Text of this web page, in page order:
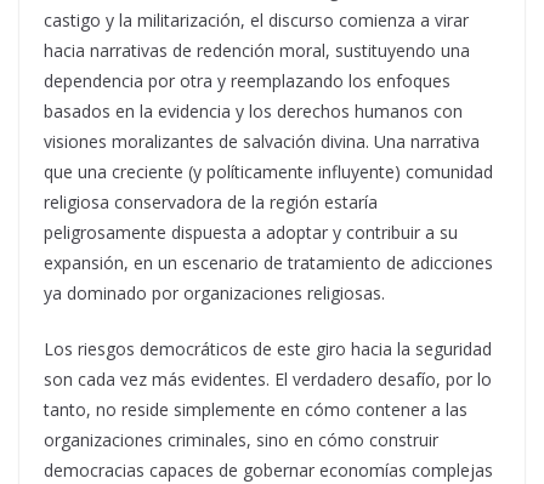
castigo y la militarización, el discurso comienza a virar
hacia narrativas de redención moral, sustituyendo una
dependencia por otra y reemplazando los enfoques
basados en la evidencia y los derechos humanos con
visiones moralizantes de salvación divina. Una narrativa
que una creciente (y políticamente influyente) comunidad
religiosa conservadora de la región estaría
peligrosamente dispuesta a adoptar y contribuir a su
expansión, en un escenario de tratamiento de adicciones
ya dominado por organizaciones religiosas.
Los riesgos democráticos de este giro hacia la seguridad
son cada vez más evidentes. El verdadero desafío, por lo
tanto, no reside simplemente en cómo contener a las
organizaciones criminales, sino en cómo construir
democracias capaces de gobernar economías complejas